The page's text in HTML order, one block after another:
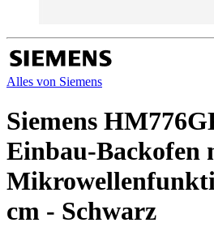
Alles von Siemens
Siemens
Einbau-Backofen
cm - Schwarz